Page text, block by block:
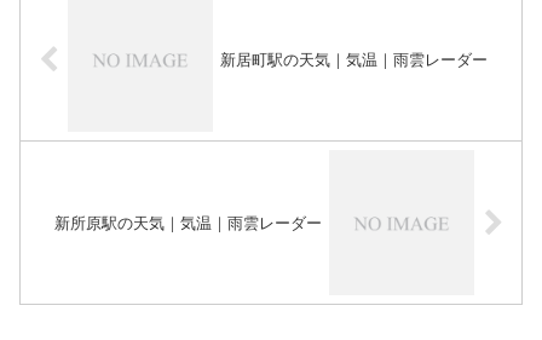
新居町駅の天気｜気温｜雨雲レーダー
新所原駅の天気｜気温｜雨雲レーダー